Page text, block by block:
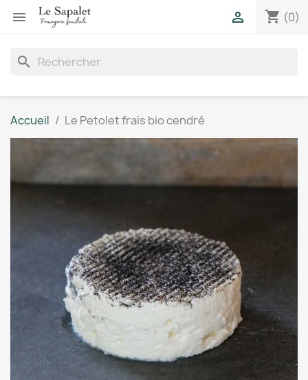
 shopping_cart (0)

search
Accueil Le Petolet frais bio cendré